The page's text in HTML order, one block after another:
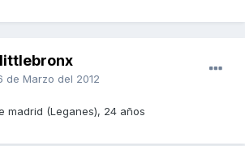
de Marzo del 2012
madrid (Leganes), 24 años